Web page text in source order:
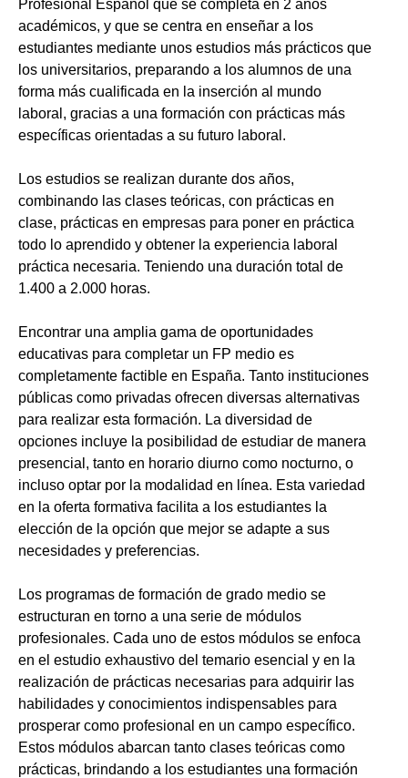
Profesional Español que se completa en 2 años
académicos, y que se centra en enseñar a los
estudiantes mediante unos estudios más prácticos que
los universitarios, preparando a los alumnos de una
forma más cualificada en la inserción al mundo
laboral, gracias a una formación con prácticas más
específicas orientadas a su futuro laboral.
Los estudios se realizan durante dos años,
combinando las clases teóricas, con prácticas en
clase, prácticas en empresas para poner en práctica
todo lo aprendido y obtener la experiencia laboral
práctica necesaria. Teniendo una duración total de
1.400 a 2.000 horas.
Encontrar una amplia gama de oportunidades
educativas para completar un FP medio es
completamente factible en España. Tanto instituciones
públicas como privadas ofrecen diversas alternativas
para realizar esta formación. La diversidad de
opciones incluye la posibilidad de estudiar de manera
presencial, tanto en horario diurno como nocturno, o
incluso optar por la modalidad en línea. Esta variedad
en la oferta formativa facilita a los estudiantes la
elección de la opción que mejor se adapte a sus
necesidades y preferencias.
Los programas de formación de grado medio se
estructuran en torno a una serie de módulos
profesionales. Cada uno de estos módulos se enfoca
en el estudio exhaustivo del temario esencial y en la
realización de prácticas necesarias para adquirir las
habilidades y conocimientos indispensables para
prosperar como profesional en un campo específico.
Estos módulos abarcan tanto clases teóricas como
prácticas, brindando a los estudiantes una formación